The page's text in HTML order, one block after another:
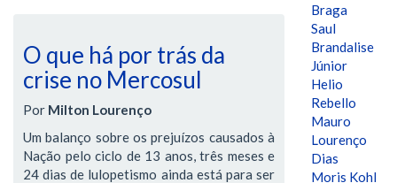
O que há por trás da
crise no Mercosul
Por Milton Lourenço
Um balanço sobre os prejuízos causados à
Nação pelo ciclo de 13 anos, três meses e
24 dias de lulopetismo ainda está para ser
Braga
Saul
Brandalise
Júnior
Helio
Rebello
Mauro
Lourenço
Dias
Moris Kohl